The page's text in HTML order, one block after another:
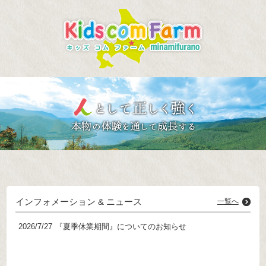
インフォメーション & ニュース
2026/7/27 『夏季休業期間』についてのお知らせ
一覧へ